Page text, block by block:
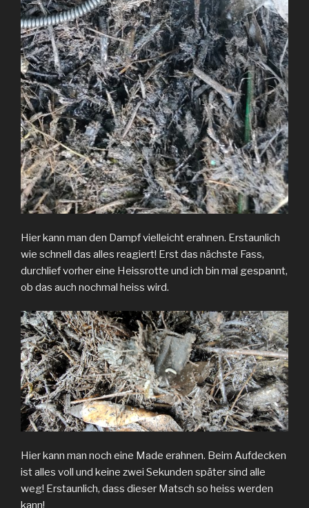
Hier kann man den Dampf vielleicht erahnen. Erstaunlich
wie schnell das alles reagiert! Erst das nächste Fass,
durchlief vorher eine Heissrotte und ich bin mal gespannt,
ob das auch nochmal heiss wird.
Hier kann man noch eine Made erahnen. Beim Aufdecken
ist alles voll und keine zwei Sekunden später sind alle
weg! Erstaunlich, dass dieser Matsch so heiss werden
kann!